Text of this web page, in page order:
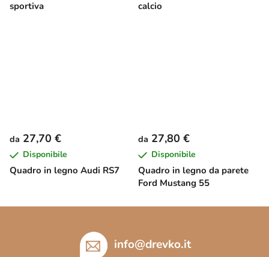
sportiva
calcio
Quadro in legno Audi RS7
da 27,70 €
Disponibile
Quadro in legno da parete
Ford Mustang 55
da 27,80 €
Disponibile
info@drevko.it